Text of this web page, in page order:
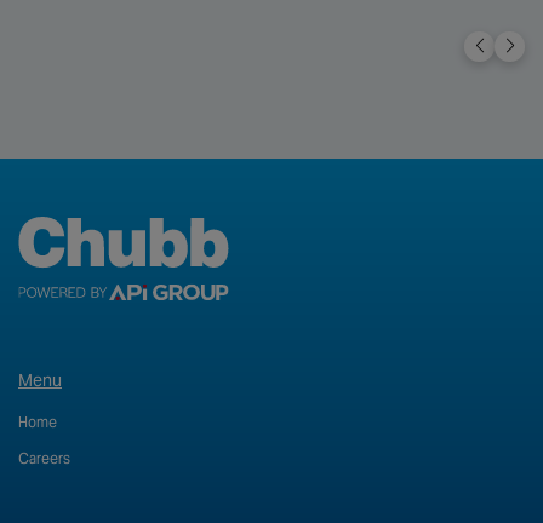
Menu
Home
Careers